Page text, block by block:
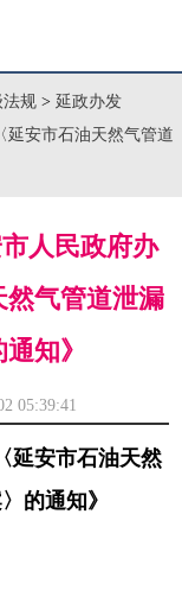
法规 > 延政办发
延安市石油天然气管道
人民政府办
气管道泄漏
知》
延安市石油天然
的通知》